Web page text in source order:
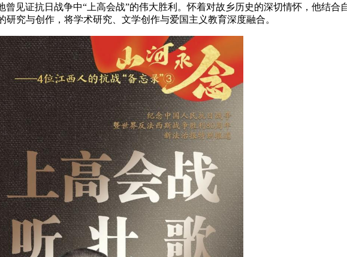
曾见证抗日战争中“上高会战”的伟大胜利。怀着对故乡历史的深切情怀，他结合
究与创作，将学术研究、文学创作与爱国主义教育深度融合。